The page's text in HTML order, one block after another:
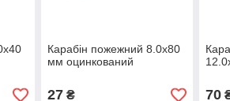
Карабін пожежний 8.0х80
мм оцинкований
27₴ 70